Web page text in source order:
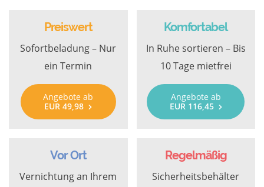
Preiswert
Sofortbeladung – Nur
ein Termin
Angebote ab
EUR 49,98
Komfortabel
In Ruhe sortieren – Bis
10 Tage mietfrei
Angebote ab
EUR 116,45
Vor Ort
Vernichtung an Ihrem
Regelmäßig
Sicherheitsbehälter